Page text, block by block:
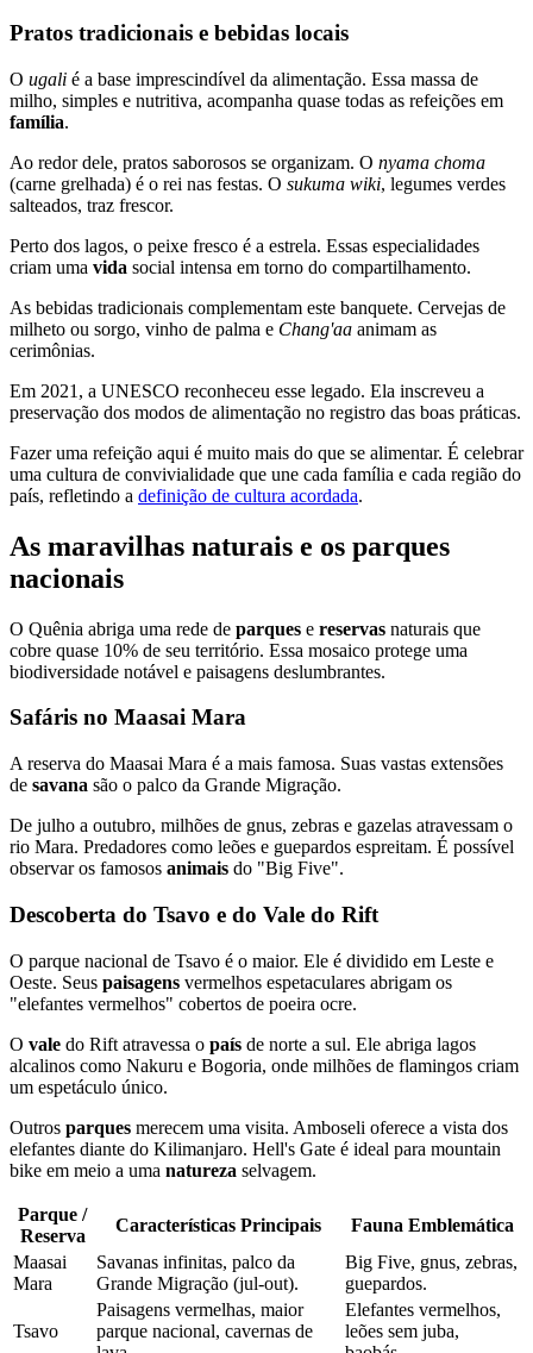
Pratos tradicionais e bebidas locais
O ugali é a base imprescindível da alimentação. Essa massa de
milho, simples e nutritiva, acompanha quase todas as refeições em
família.
Ao redor dele, pratos saborosos se organizam. O nyama choma
(carne grelhada) é o rei nas festas. O sukuma wiki, legumes verdes
salteados, traz frescor.
Perto dos lagos, o peixe fresco é a estrela. Essas especialidades
criam uma vida social intensa em torno do compartilhamento.
As bebidas tradicionais complementam este banquete. Cervejas de
milheto ou sorgo, vinho de palma e Chang'aa animam as
cerimônias.
Em 2021, a UNESCO reconheceu esse legado. Ela inscreveu a
preservação dos modos de alimentação no registro das boas práticas.
Fazer uma refeição aqui é muito mais do que se alimentar. É celebrar
uma cultura de convivialidade que une cada família e cada região do
país, refletindo a definição de cultura acordada.
As maravilhas naturais e os parques
nacionais
O Quênia abriga uma rede de parques e reservas naturais que
cobre quase 10% de seu território. Essa mosaico protege uma
biodiversidade notável e paisagens deslumbrantes.
Safáris no Maasai Mara
A reserva do Maasai Mara é a mais famosa. Suas vastas extensões
de savana são o palco da Grande Migração.
De julho a outubro, milhões de gnus, zebras e gazelas atravessam o
rio Mara. Predadores como leões e guepardos espreitam. É possível
observar os famosos animais do "Big Five".
Descoberta do Tsavo e do Vale do Rift
O parque nacional de Tsavo é o maior. Ele é dividido em Leste e
Oeste. Seus paisagens vermelhos espetaculares abrigam os
"elefantes vermelhos" cobertos de poeira ocre.
O vale do Rift atravessa o país de norte a sul. Ele abriga lagos
alcalinos como Nakuru e Bogoria, onde milhões de flamingos criam
um espetáculo único.
Outros parques merecem uma visita. Amboseli oferece a vista dos
elefantes diante do Kilimanjaro. Hell's Gate é ideal para mountain
bike em meio a uma natureza selvagem.
Parque /
Reserva
Características Principais
Fauna Emblemática
Maasai
Mara
Savanas infinitas, palco da
Grande Migração (jul-out).
Big Five, gnus, zebras,
guepardos.
Tsavo
Paisagens vermelhas, maior
parque nacional, cavernas de
Elefantes vermelhos,
leões sem juba,